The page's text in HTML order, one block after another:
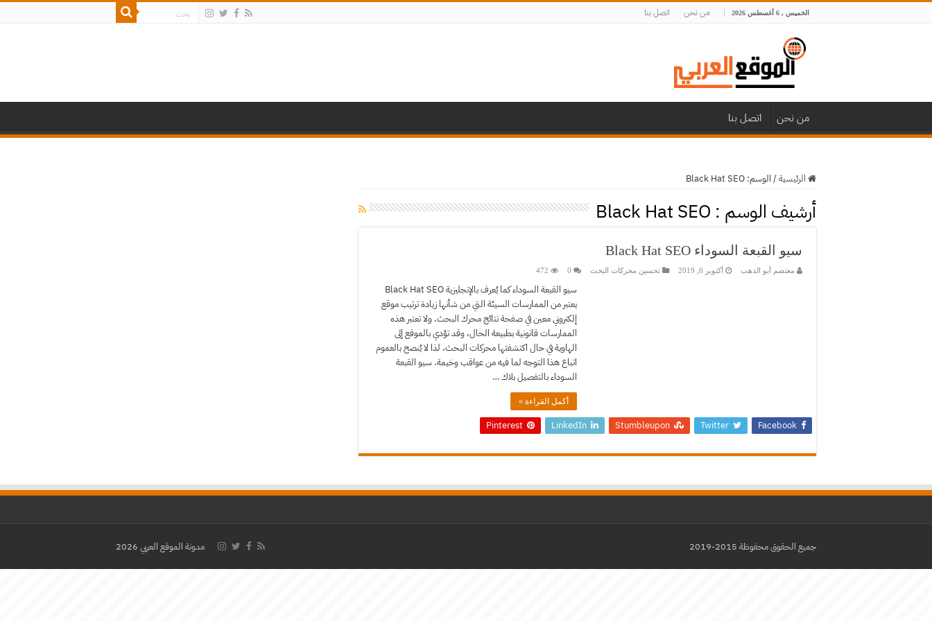
الخميس , 6 أغسطس 2026 من نحن اتصل بنا
من نحن اتصل بنا
الرئيسية/ الوسم: Black Hat SEO
أرشيف الوسم : Black Hat SEO
سيو القبعة السوداء Black Hat SEO
معتصم أبو الذهب أكتوبر 6, 2019 تحسين محركات البحث 0
472
سيو القبعة السوداء كما يُعرف بالإنجليزية Black Hat SEO
يعتبر من الممارسات السيئة التي من شأنها زيادة ترتيب موقع
إلكتروني معين في صفحة نتائج محرك البحث. ولا تعتبر هذه
الممارسات قانونية بطبيعة الحال، وقد تؤدي بالموقع إلى
الهاوية في حال اكتشفتها محركات البحث، لذا لا يُنصح بالعموم
اتباع هذا التوجه لما فيه من عواقب وخيمة. سيو القبعة
السوداء بالتفصيل بلاك …
أكمل القراءة »
Facebook
Twitter
Stumbleupon
LinkedIn
Pinterest
مدونة الموقع العربي 2026 جميع الحقوق محفوظة 2015-2019